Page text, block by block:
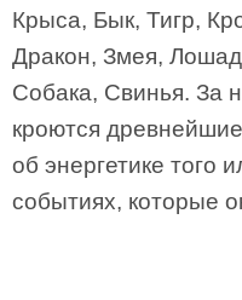
Крыса, Бык, Тигр,
Дракон, Змея,
Собака, Свинья. За
кроются
об энергетике того
событиях, которые